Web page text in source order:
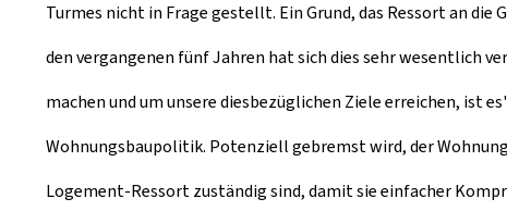
Turmes nicht in Frage gestellt. Ein Grund, das Ressort an
den vergangenen fünf Jahren hat sich dies sehr wesentlich
machen und um unsere diesbezüglichen Ziele erreichen, ist
Wohnungsbaupolitik. Potenziell gebremst wird, der
Logement-Ressort zuständig sind, damit sie einfacher